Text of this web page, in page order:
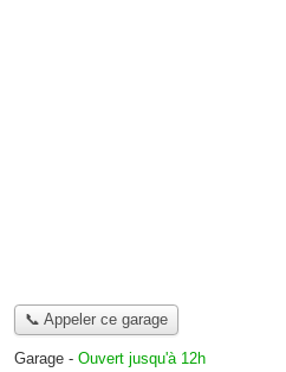
📞 Appeler ce garage
Garage - Ouvert jusqu'à 12h